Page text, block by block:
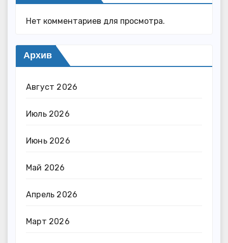
Нет комментариев для просмотра.
Архив
Август 2026
Июль 2026
Июнь 2026
Май 2026
Апрель 2026
Март 2026